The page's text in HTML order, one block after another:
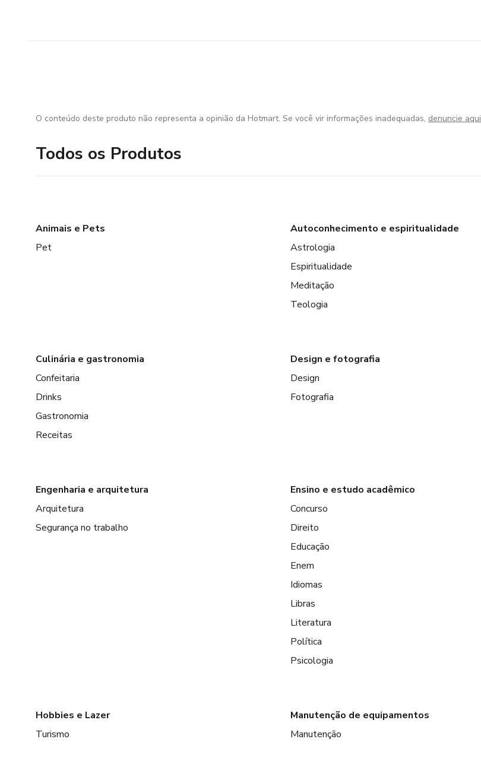
O conteúdo deste produto não representa a opinião da Hotmart. Se você vir informações inadequadas, denuncie aqui
Todos os Produtos
Animais e Pets
Pet
Autoconhecimento e espiritualidade
Astrologia
Espiritualidade
Meditação
Teologia
Culinária e gastronomia
Confeitaria
Drinks
Gastronomia
Receitas
Design e fotografia
Design
Fotografia
Engenharia e arquitetura
Arquitetura
Segurança no trabalho
Ensino e estudo acadêmico
Concurso
Direito
Educação
Enem
Idiomas
Libras
Literatura
Política
Psicologia
Hobbies e Lazer
Turismo
Manutenção de equipamentos
Manutenção